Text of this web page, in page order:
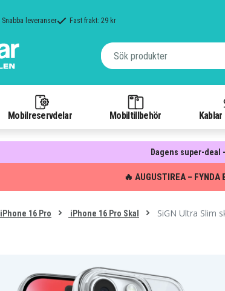
Snabba leveranser Fast frakt: 29 kr
Mobilreservdelar Mobiltillbehör
Dagens super-deal -
🔥 AUGUSTIREA – FYNDA
iPhone 16 Pro iPhone 16 Pro Skal SiGN Ultra Slim